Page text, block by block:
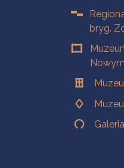
bryg.